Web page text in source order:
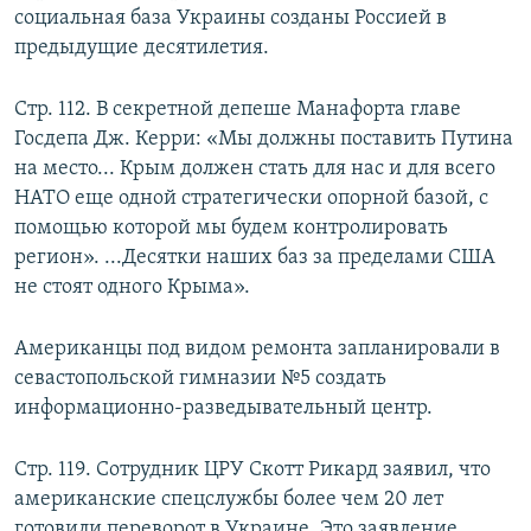
социальная база Украины созданы Россией в
предыдущие десятилетия.
Стр. 112. В секретной депеше Манафорта главе
Госдепа Дж. Керри: «Мы должны поставить Путина
на место... Крым должен стать для нас и для всего
НАТО еще одной стратегически опорной базой, с
помощью которой мы будем контролировать
регион». ...Десятки наших баз за пределами США
не стоят одного Крыма».
Американцы под видом ремонта запланировали в
севастопольской гимназии №5 создать
информационно-разведывательный центр.
Стр. 119. Сотрудник ЦРУ Скотт Рикард заявил, что
американские спецслужбы более чем 20 лет